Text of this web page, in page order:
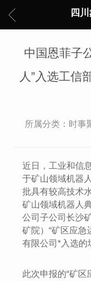
四
中国恩菲子
人”入选工信
所属分类：时
近日，工业和信
于矿山领域机器
批具有较高技术
矿山领域机器人
公司子公司长沙
矿院）“矿区应急
有限公司*入选的
此次申报的“矿